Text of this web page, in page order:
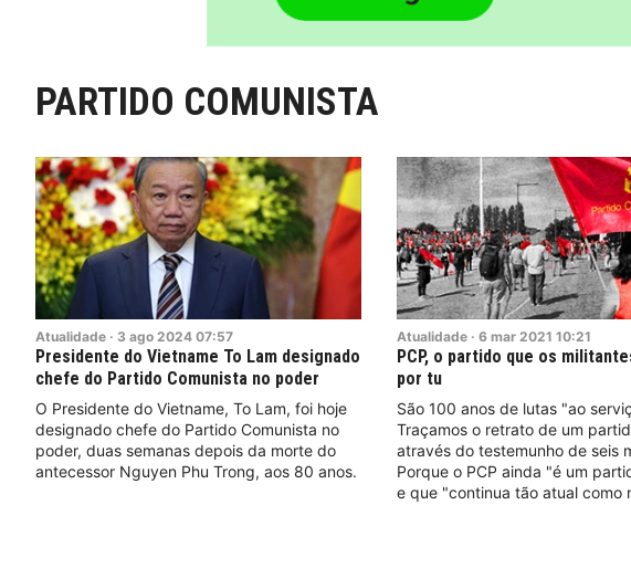
PARTIDO COMUNISTA
Atualidade · 3 ago 2024 07:57
Presidente do Vietname To Lam designado
chefe do Partido Comunista no poder
O Presidente do Vietname, To Lam, foi hoje
designado chefe do Partido Comunista no
poder, duas semanas depois da morte do
antecessor Nguyen Phu Trong, aos 80 anos.
Atualidade · 6 mar 2021 10:21
PCP, o partido que os
por tu
São 100 anos de lutas "ao
Traçamos o retrato de um
através do testemunho de seis
Porque o PCP ainda "é um
e que "continua tão atual como